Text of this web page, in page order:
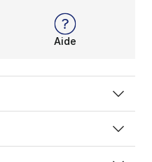
Aide